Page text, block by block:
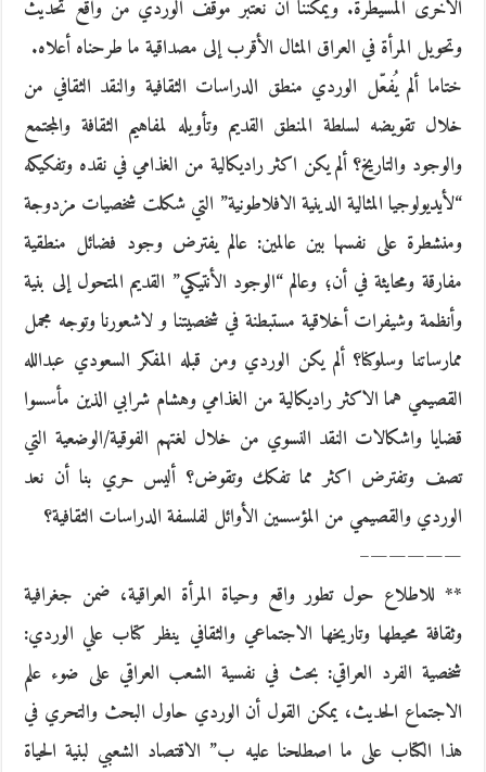
الأخرى المسيطرة. ويمكننا أن نعتبر موقف الوردي من واقع تحديث
وتحويل المرأة في العراق المثال الأقرب إلى مصداقية ما طرحناه أعلاه.
ختاما ألم يُفعّل الوردي منطق الدراسات الثقافية والنقد الثقافي من
خلال تقويضه لسلطة المنطق القديم وتأويله لمفاهيم الثقافة والمجتمع
والوجود والتاريخ؟ ألم يكن اكثر راديكالية من الغذامي في نقده وتفكيكه
“لأيديولوجيا المثالية الدينية الافلاطونية” التي شكلت شخصيات مزدوجة
ومنشطرة على نفسها بين عالمين: عالم يفترض وجود فضائل منطقية
مفارقة ومحايثة في أن؛ وعالم “الوجود الأنتيكي” القديم المتحول إلى بنية
وأنظمة وشيفرات أخلاقية مستبطنة في شخصيتنا و لاشعورنا وتوجه مجمل
ممارساتنا وسلوكنا؟ ألم يكن الوردي ومن قبله المفكر السعودي عبدالله
القصيمي هما الاكثر راديكالية من الغذامي وهشام شرابي الذين مأسسوا
قضايا واشكالات النقد النسوي من خلال لغتهم الفوقية/الوضعية التي
تصف وتفترض اكثر مما تفكك وتقوض؟ أليس حري بنا أن نعد
الوردي والقصيمي من المؤسسين الأوائل لفلسفة الدراسات الثقافية؟
—————–
** للاطلاع حول تطور واقع وحياة المرأة العراقية، ضمن جغرافية
وثقافة محيطها وتاريخها الاجتماعي والثقافي ينظر كتاب علي الوردي:
شخصية الفرد العراقي: بحث في نفسية الشعب العراقي على ضوء علم
الاجتماع الحديث، يمكن القول أن الوردي حاول البحث والتحري في
هذا الكتاب على ما اصطلحنا عليه ب” الاقتصاد الشعبي لبنية الحياة